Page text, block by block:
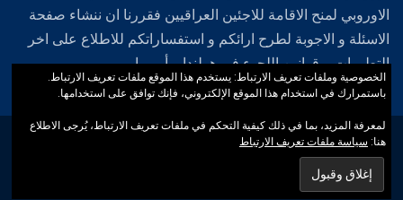
الاوروبي لمنح الاقامة للاجئين العراقيين فقررنا ان ننشاء صفحة
الاسئلة و الاجوبة لطرح ارائكم و استفساراتكم للاطلاع على اخر
التطورات و قوانين اللجوء في هولندا و أوروبا .
جميع حقوق النشر محفوظة لدي الموقع الرسمي لشبكة اللاجئين العراقيين
الخصوصية وملفات تعريف الارتباط: يستخدم هذا الموقع ملفات تعريف الارتباط.
باستمرارك في استخدام هذا الموقع الإلكتروني، فإنك توافق على استخدامها.
لمعرفة المزيد، بما في ذلك كيفية التحكم في ملفات تعريف الارتباط، يُرجى الاطلاع
هنا: سياسة ملفات تعريف الارتباط